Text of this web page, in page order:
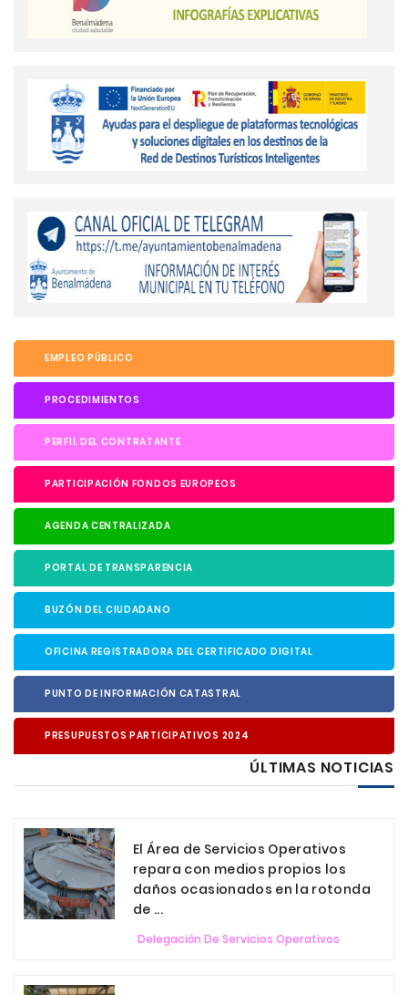
EMPLEO PÚBLICO
PROCEDIMIENTOS
PERFIL DEL CONTRATANTE
PARTICIPACIÓN FONDOS EUROPEOS
AGENDA CENTRALIZADA
PORTAL DE TRANSPARENCIA
BUZÓN DEL CIUDADANO
OFICINA REGISTRADORA DEL CERTIFICADO DIGITAL
PUNTO DE INFORMACIÓN CATASTRAL
PRESUPUESTOS PARTICIPATIVOS 2024
ÚLTIMAS NOTICIAS
El Área de Servicios Operativos
repara con medios propios los
daños ocasionados en la rotonda
de ...
Delegación De Servicios Operativos